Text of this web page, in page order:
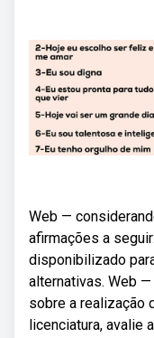
Web —
afirmações a
disponibilizado
alternativas. Web
sobre a realização
licenciatura, avalie